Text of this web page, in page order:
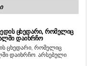
ᲪᲮᲔᲓᲐᲠᲘ, ᲠᲝᲛᲔᲚᲘᲪ
ᲓᲐᲘᲮᲠᲩᲝ
ცხედარი, რომელიც
დაიხრჩო. არსებული